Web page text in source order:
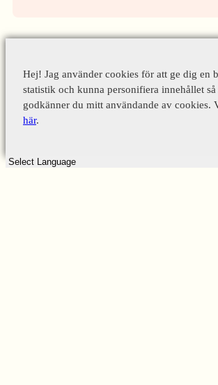
Hej! Jag använder cookies för att ge dig en
statistik och kunna personifiera innehållet
godkänner du mitt användande av
här.